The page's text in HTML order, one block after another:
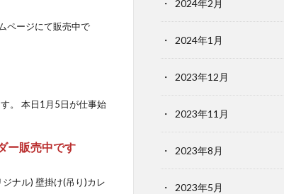
ページにて販売中で
。 本日1月5日が仕事始
ー販売中です
ナル) 壁掛け(吊り)カレ
2024年2月
2024年1月
2023年12月
2023年11月
2023年8月
2023年5月